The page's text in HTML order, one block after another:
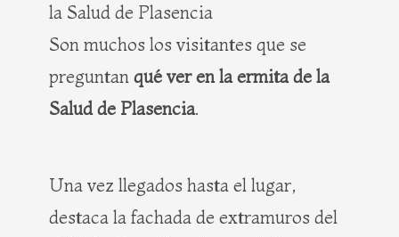
la Salud de Plasencia
Son muchos los visitantes que se
preguntan qué ver en la ermita de la
Salud de Plasencia.
Una vez llegados hasta el lugar,
destaca la fachada de extramuros del